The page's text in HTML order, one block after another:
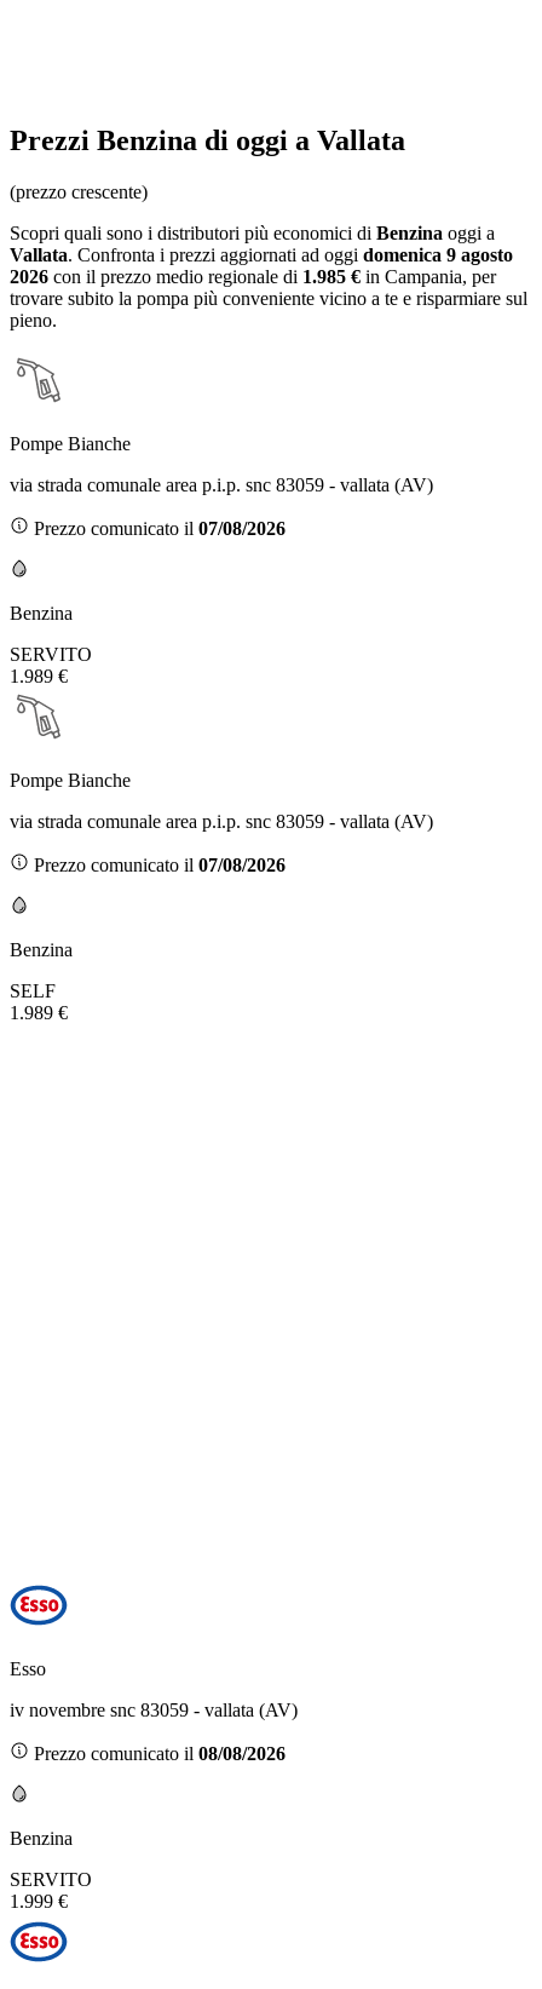
Prezzi Benzina di oggi a Vallata
(prezzo crescente)
Scopri quali sono i distributori più economici di Benzina oggi a
Vallata. Confronta i prezzi aggiornati ad oggi domenica 9 agosto
2026 con il prezzo medio regionale di 1.985 € in Campania, per
trovare subito la pompa più conveniente vicino a te e risparmiare sul
pieno.
Pompe Bianche
via strada comunale area p.i.p. snc 83059 - vallata (AV)
Prezzo comunicato il 07/08/2026
Benzina
SERVITO
1.989 €
Pompe Bianche
via strada comunale area p.i.p. snc 83059 - vallata (AV)
Prezzo comunicato il 07/08/2026
Benzina
SELF
1.989 €
Esso
iv novembre snc 83059 - vallata (AV)
Prezzo comunicato il 08/08/2026
Benzina
SERVITO
1.999 €